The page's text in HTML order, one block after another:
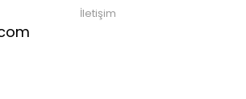
İletişim